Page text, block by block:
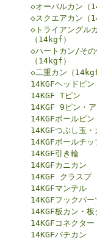
◇オーバルカン（
◇スクエアカン（
◇トライアングル
（14kgf）
◇ハートカン/その
（14kgf）
◇二重カン（14kgf
14KGFヘッドピン
14KGF Tピン
14KGF 9ピン・
14KGFボールピン
14KGFつぶし玉・
14KGFボールチッ
14KGF引き輪
14KGFカニカン
14KGF クラスプ
14KGFマンテル
14KGFフックパー
14KGF板カン・板
14KGFコネクター
14KGFバチカン